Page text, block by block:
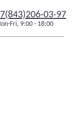
03-97
Fri, 9:00 - 18:00